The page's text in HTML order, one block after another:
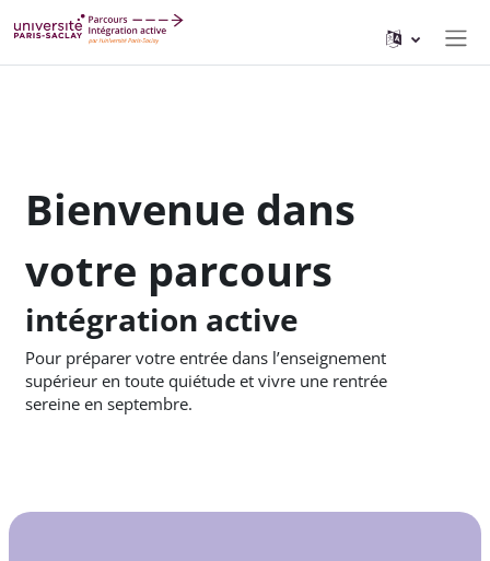
Passer au contenu principal
Bienvenue dans
votre parcours
intégration active
Pour préparer votre entrée dans l’enseignement
supérieur en toute quiétude et vivre une rentrée
sereine en septembre.